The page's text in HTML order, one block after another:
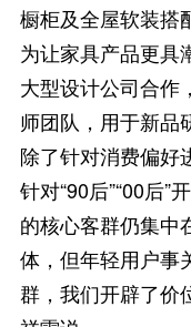
橱柜及全屋软装搭
为让家具产品更具
大型设计公司合作
师团队，用于新品
除了针对消费偏好
针对“90后”“00后”
的核心客群仍集中
体，但年轻用户事
群，我们开辟了价